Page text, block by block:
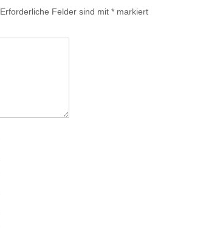
Erforderliche Felder sind mit * markiert